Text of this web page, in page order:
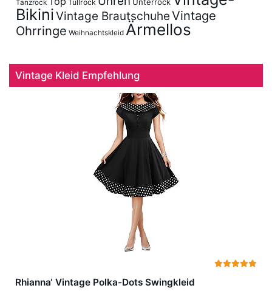
Tanzrock Tüllrock
BikiniVintage BrautschuheVintage
Ohrringe Weihnachtskleid Ärmellos
Vintage Kleid Empfehlung
Rhianna‘ Vintage Polka-Dots Swingkleid